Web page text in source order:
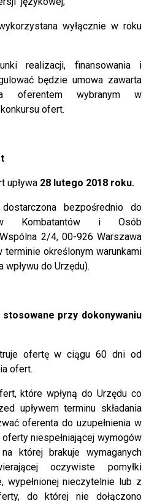
wyłącznie w roku
realizacji, finansowania i
będzie umowa zawarta
oferentem wybranym w
ofert.
upływa 28 lutego 2018 roku.
bezpośrednio do
Kombatantów i Osób
2/4, 00-926 Warszawa
terminie określonym warunkami
wpływu do Urzędu).
przy dokonywaniu
ofertę w ciągu 60 dni od
ofert.
które wpłyną do Urzędu co
upływem terminu składania
oferenta do uzupełnienia w
niespełniającej wymogów
której brakuje wymaganych
oczywiste pomyłki
wypełnionej nieczytelnie lub z
do której nie dołączono